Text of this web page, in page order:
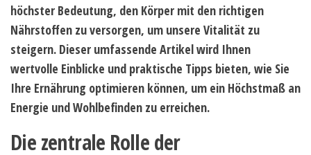
höchster Bedeutung, den Körper mit den richtigen
Nährstoffen zu versorgen, um unsere Vitalität zu
steigern. Dieser umfassende Artikel wird Ihnen
wertvolle Einblicke und praktische Tipps bieten, wie Sie
Ihre Ernährung optimieren können, um ein Höchstmaß an
Energie und Wohlbefinden zu erreichen.
Die zentrale Rolle der